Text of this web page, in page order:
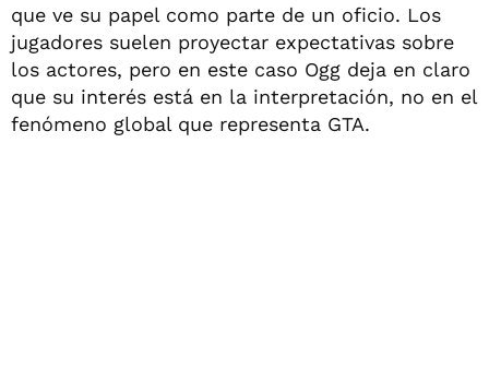
que ve su papel como parte de un oficio. Los
jugadores suelen proyectar expectativas sobre
los actores, pero en este caso Ogg deja en claro
que su interés está en la interpretación, no en el
fenómeno global que representa GTA.